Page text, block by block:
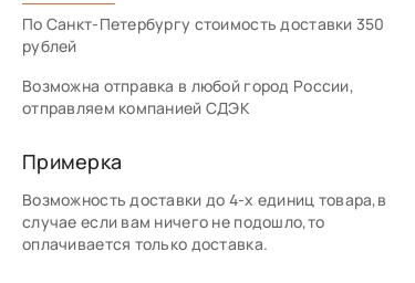
По Санкт-Петербургу стоимость доставки 350
рублей
Возможна отправка в любой город России,
отправляем компанией СДЭК
Примерка
Возможность доставки до 4-х единиц товара,в
случае если вам ничего не подошло,то
оплачивается только доставка.